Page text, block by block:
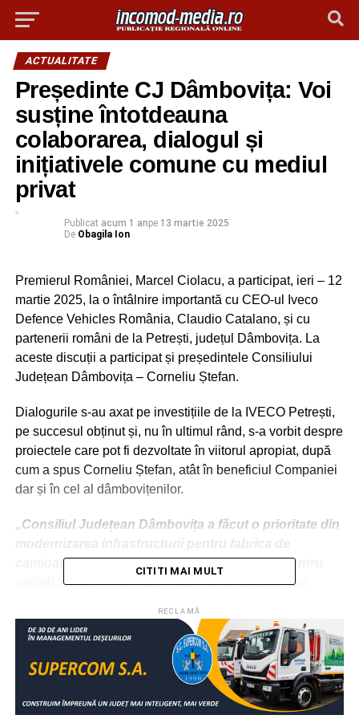
ACTUALITATE
Președinte CJ Dâmbovița: Voi
susține întotdeauna
colaborarea, dialogul și
inițiativele comune cu mediul
privat
Publicat acum 1 anpe 13 martie 2025
De Obagila Ion
Premierul României, Marcel Ciolacu, a participat, ieri – 12
martie 2025, la o întâlnire importantă cu CEO-ul Iveco
Defence Vehicles România, Claudio Catalano, și cu
partenerii români de la Petrești, județul Dâmbovița. La
aceste discuții a participat și președintele Consiliului
Județean Dâmbovița – Corneliu Ștefan.
Dialogurile s-au axat pe investițiile de la IVECO Petrești,
pe succesul obținut și, nu în ultimul rând, s-a vorbit despre
proiectele care pot fi dezvoltate în viitorul apropiat, după
cum a spus Corneliu Ștefan, atât în beneficiul Companiei
dar și în cel al dâmbovițenilor.
„Consiliul Județean Dâmbovița a făcut o prioritate din
camioane militare Iveco de la Petrești, dar și pentru
ceilalți investitori din zonă care să își desfășoare
Voi susține întotdeauna colaborarea, dialogul și
inițiativele comune cu mediul privat pentru că aduc
doar lucruri bune: noi locuri de muncă și progresul
CITITI MAI MULT
RECLAMĂ